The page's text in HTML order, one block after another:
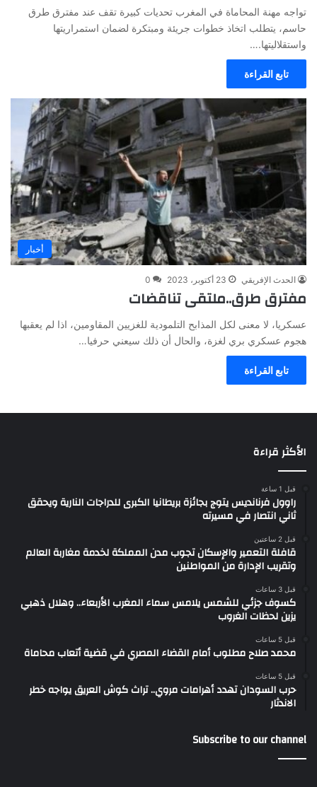
تواجه مهنة المحاماة في المغرب تحديات كبيرة تقف عند مفترق طرق
حاسم، يتطلب اتخاذ خطوات جريئة ومبتكرة لضمان استمراريتها
واستقلاليتها.…
تابع القراءة
أخبار
الحدث الإفريقي 23 أكتوبر، 2023 0
مفترق طرق..ملتقى تناقضات
عسكريا، لا معنى لكل المذابح التلمودية للغزيين المقاومين، اذا لم يعقبها
هجوم عسكري بري لغزة، والحال أن ذلك سيعني حرفيا…
تابع القراءة
الأكثر قراءة
قبل 1 ساعة
راوول فرنانديس يتوج بجائزة بريطانيا الكبرى للدراجات النارية ويحقق
ثاني انتصار في مسيرته
قبل 2 ساعتين
قافلة التعمير والإسكان تجوب مدن المملكة لخدمة مغاربة العالم
وتقريب الإدارة من المواطنين
قبل 3 ساعات
كسوف جزئي للشمس يلامس سماء المغرب الأربعاء.. وهلال ذهبي
يزين لحظات الغروب
قبل 5 ساعات
محمد صلاح مطلوب أمام القضاء المصري في قضية أتعاب محاماة
قبل 5 ساعات
حرب السودان تهدد أهرامات مروي.. تراث كوش العريق يواجه خطر
الاندثار
Subscribe to our channel